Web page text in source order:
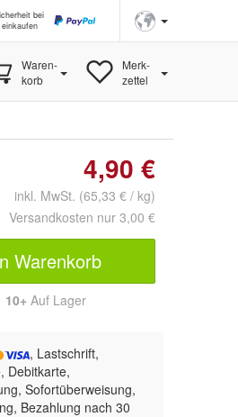
bei
Waren-
korb
Merk-
zettel
4,90 €
inkl. MwSt. (65,33 € / kg)
Versandkosten nur 3,00 €
Warenkorb
10+ Auf Lager
, Lastschrift,
Debitkarte,
Sofortüberweisung,
Bezahlung nach 30